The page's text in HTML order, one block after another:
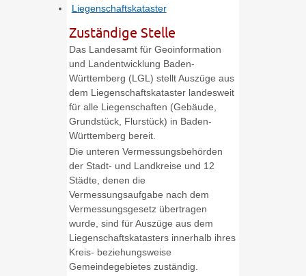
Liegenschaftskataster
Zuständige Stelle
Das Landesamt für Geoinformation
und Landentwicklung Baden-
Württemberg (LGL) stellt Auszüge aus
dem Liegenschaftskataster landesweit
für alle Liegenschaften (Gebäude,
Grundstück, Flurstück) in Baden-
Württemberg bereit.
Die unteren Vermessungsbehörden
der Stadt- und Landkreise und 12
Städte, denen die
Vermessungsaufgabe nach dem
Vermessungsgesetz übertragen
wurde, sind für Auszüge aus dem
Liegenschaftskatasters innerhalb ihres
Kreis- beziehungsweise
Gemeindegebietes zuständig.